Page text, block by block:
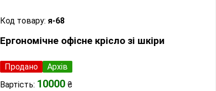
Код товару: я-68
Ергономічне офісне крісло зі шкіри
Продано
Архів
Вартість: 10000 ₴